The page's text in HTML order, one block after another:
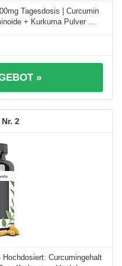
Tagesdosis | Curcumin
+ Kurkuma Pulver ...
»
2
Curcumingehalt